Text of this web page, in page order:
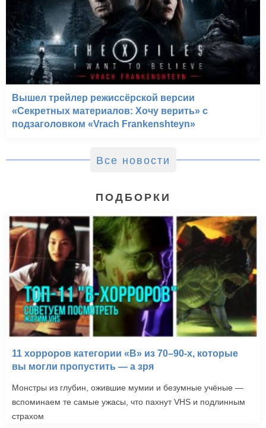
Вышел трейлер режиссёрской версии
«Секретных материалов: Хочу верить» с
подзаголовком «Vrach Frankenshteyn»
Все новости
ПОДБОРКИ
11 хорроров категории «B» из 70–90-х, которые
вы могли пропустить — а зря
Монстры из глубин, ожившие мумии и безумные учёные —
вспоминаем те самые ужасы, что пахнут VHS и подлинным
страхом